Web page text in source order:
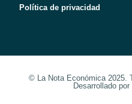
Política de privacidad
© La Nota Económica 2025.
Desarrollado por